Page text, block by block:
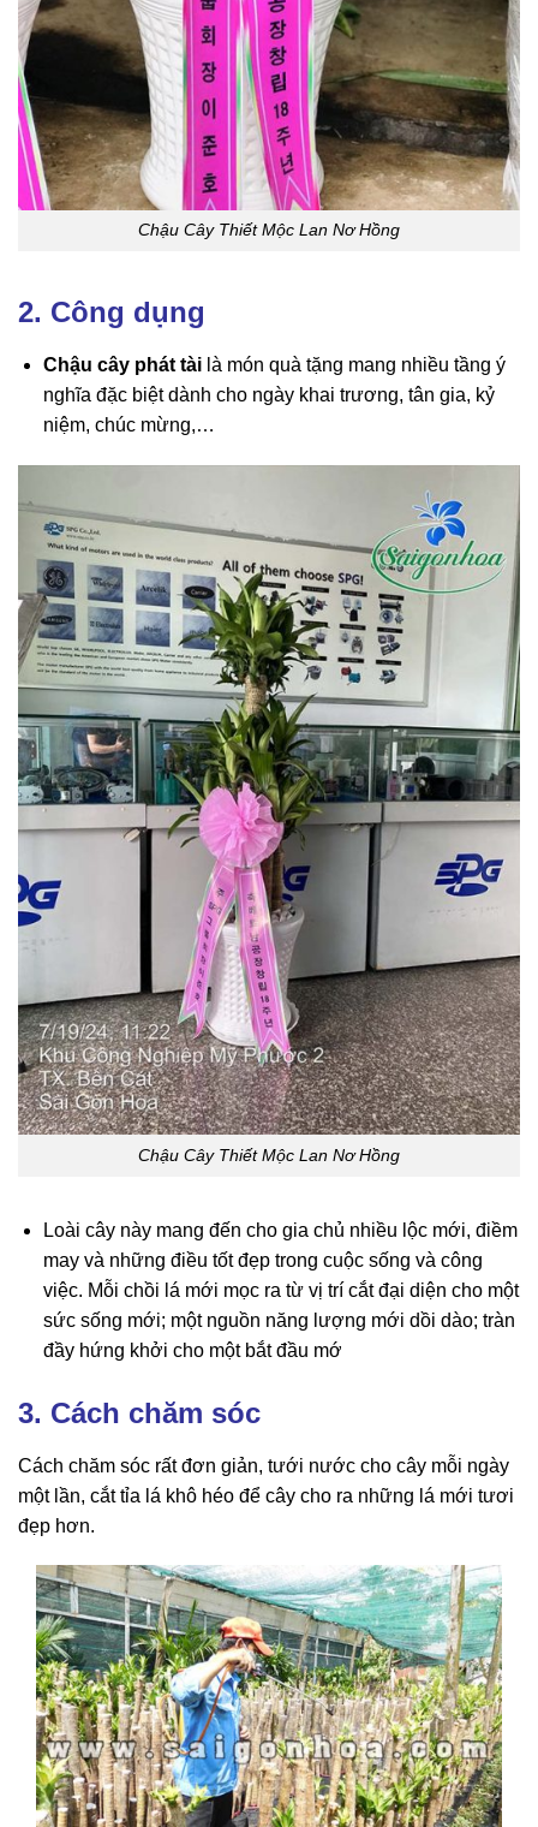
Chậu Cây Thiết Mộc Lan Nơ Hồng
2. Công dụng
Chậu cây phát tàilà món quà tặng mang nhiều tầng ý
nghĩa đặc biệt dành cho ngày khai trương, tân gia, kỷ
niệm, chúc mừng,…
Chậu Cây Thiết Mộc Lan Nơ Hồng
Loài cây này mang đến cho gia chủ nhiều lộc mới, điềm
may và những điều tốt đẹp trong cuộc sống và công
việc. Mỗi chồi lá mới mọc ra từ vị trí cắt đại diện cho một
sức sống mới; một nguồn năng lượng mới dồi dào; tràn
đầy hứng khởi cho một bắt đầu mớ
3. Cách chăm sóc
Cách chăm sóc rất đơn giản, tưới nước cho cây mỗi ngày
một lần, cắt tỉa lá khô héo để cây cho ra những lá mới tươi
đẹp hơn.